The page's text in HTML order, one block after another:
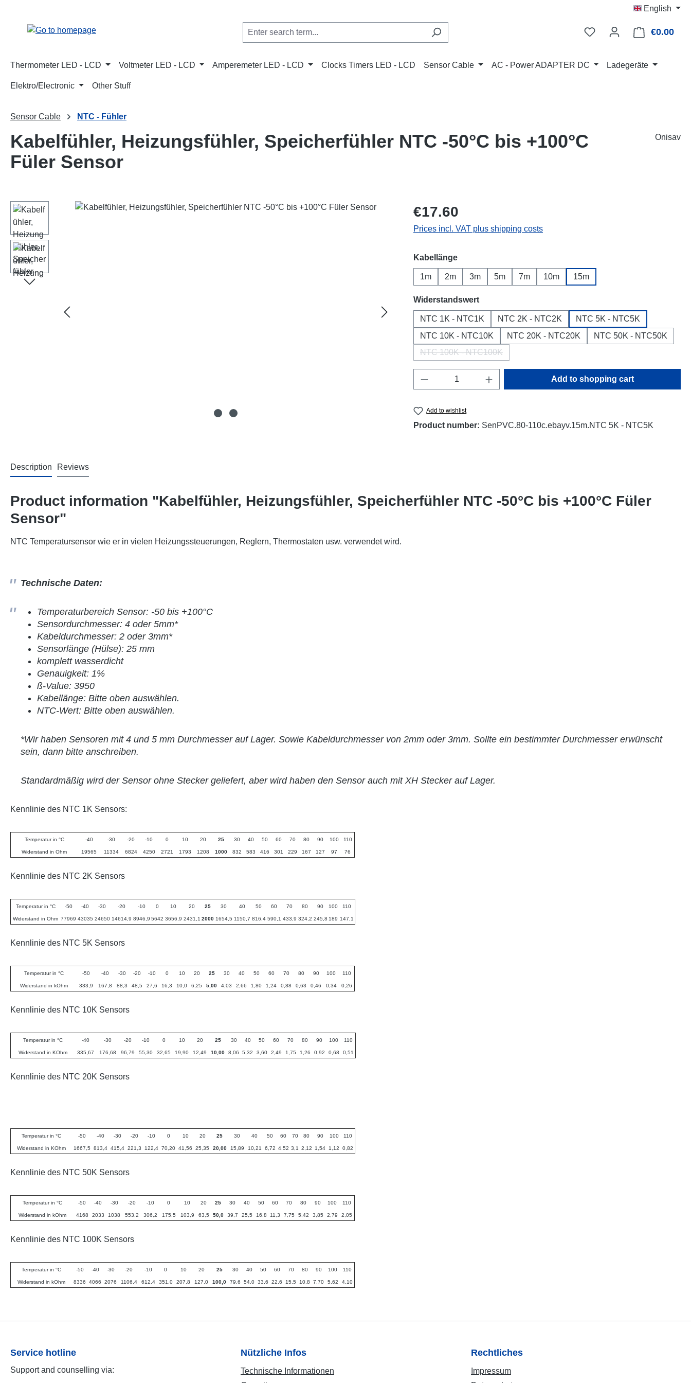
English
€0.00
Thermometer LED - LCD Voltmeter LED - LCD Amperemeter LED - LCD Clocks Timers LED - LCD Sensor Cable AC - Power ADAPTER DC Ladegeräte
Elektro/Electronic Other Stuff
Sensor Cable NTC - Fühler
Kabelfühler, Heizungsfühler, Speicherfühler NTC -50°C bis +100°C
Füler Sensor
Onisav
Skip image gallery Regular price:
€17.60
Prices incl. VAT plus shipping costs
Select
Kabellänge
1m 2m 3m 5m 7m 10m 15m
Select
Widerstandswert
NTC 1K - NTC1K NTC 2K - NTC2K
NTC 5K - NTC5K
NTC 10K - NTC10K
NTC 20K - NTC20K
NTC 50K - NTC50K
NTC 100K - NTC100K
(This option is currently unavailable.)
Product Quantity: Enter the desired amount or
Add to shopping cart
Add to wishlist
Product number: SenPVC.80-110c.ebayv.15m.NTC 5K - NTC5K
Description Reviews
Product information "Kabelfühler, Heizungsfühler, Speicherfühler NTC -50°C bis +100°C Füler
Sensor"
NTC Temperatursensor wie er in vielen Heizungssteuerungen, Reglern, Thermostaten usw. verwendet wird.
Technische Daten:
Temperaturbereich Sensor: -50 bis +100°C
Sensordurchmesser: 4 oder 5mm*
Kabeldurchmesser: 2 oder 3mm*
Sensorlänge (Hülse): 25 mm
komplett wasserdicht
Genauigkeit: 1%
ß-Value: 3950
Kabellänge: Bitte oben auswählen.
NTC-Wert: Bitte oben auswählen.
*Wir haben Sensoren mit 4 und 5 mm Durchmesser auf Lager. Sowie Kabeldurchmesser von 2mm oder 3mm. Sollte ein bestimmter Durchmesser erwünscht
sein, dann bitte anschreiben.
Standardmäßig wird der Sensor ohne Stecker geliefert, aber wird haben den Sensor auch mit XH Stecker auf Lager.
Kennlinie des NTC 1K Sensors:
Temperatur in °C -40 -30 -20 -10 0 10 20 25 30 40 50 60 70 80 90 100 110
Widerstand in Ohm 19565 11334 6824 4250 2721 1793 1208 1000 832 583 416 301 229 167 127 97 76
Kennlinie des NTC 2K Sensors
Temperatur in °C -50 -40 -30 -20 -10 0 10 20 25 30 40 50 60 70 80 90 100 110
Widerstand in Ohm 77969 43035 24650 14614,9 8946,9 5642 3656,9 2431,1 2000 1654,5 1150,7 816,4 590,1 433,9 324,2 245,8 189 147,1
Kennlinie des NTC 5K Sensors
Temperatur in °C -50 -40 -30 -20 -10 0 10 20 25 30 40 50 60 70 80 90 100 110
Widerstand in kOhm 333,9 167,8 88,3 48,5 27,6 16,3 10,0 6,25 5,00 4,03 2,66 1,80 1,24 0,88 0,63 0,46 0,34 0,26
Kennlinie des NTC 10K Sensors
Temperatur in °C -40 -30 -20 -10 0 10 20 25 30 40 50 60 70 80 90 100 110
Widerstand in KOhm 335,67 176,68 96,79 55,30 32,65 19,90 12,49 10,00 8,06 5,32 3,60 2,49 1,75 1,26 0,92 0,68 0,51
Kennlinie des NTC 20K Sensors
Temperatur in °C -50 -40 -30 -20 -10 0 10 20 25 30 40 50 60 70 80 90 100 110
Widerstand in KOhm 1667,5 813,4 415,4 221,3 122,4 70,20 41,56 25,35 20,00 15,89 10,21 6,72 4,52 3,1 2,12 1,54 1,12 0,82
Kennlinie des NTC 50K Sensors
Temperatur in °C -50 -40 -30 -20 -10 0 10 20 25 30 40 50 60 70 80 90 100 110
Widerstand in kOhm 4168 2033 1038 553,2 306,2 175,5 103,9 63,5 50,0 39,7 25,5 16,8 11,3 7,75 5,42 3,85 2,79 2,05
Kennlinie des NTC 100K Sensors
Temperatur in °C -50 -40 -30 -20 -10 0 10 20 25 30 40 50 60 70 80 90 100 110
Widerstand in kOhm 8336 4066 2076 1106,4 612,4 351,0 207,8 127,0 100,0 79,6 54,0 33,6 22,6 15,5 10,8 7,70 5,62 4,10
Service hotline
Support and counselling via:
Nützliche Infos
Technische Informationen
Rechtliches
Impressum